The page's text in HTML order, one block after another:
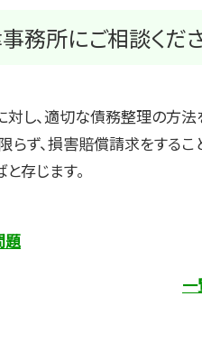
務所にご相談くだ
し、適切な債務整理の方
ず、損害賠償請求をするこ
存じます。
題
一